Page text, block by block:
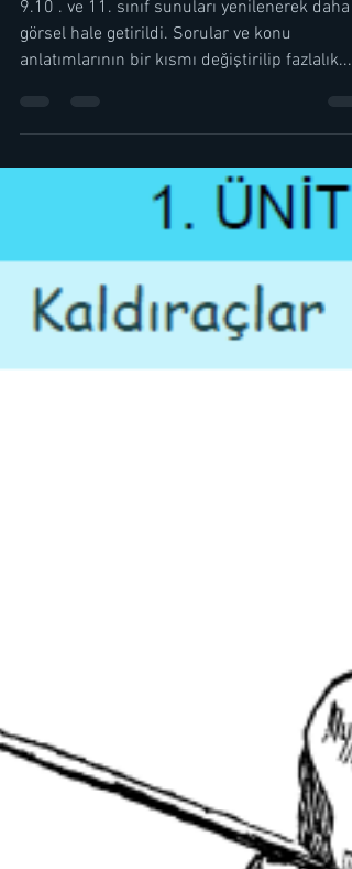
9.10 . ve 11. sınıf sunuları yenilenerek daha